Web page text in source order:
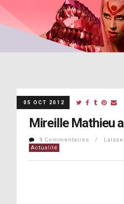
05 OCT 2012
Mireille Mathieu
8 Commentaires /
Actualité